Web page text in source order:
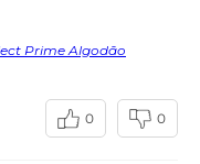
Prime Algodão
0 0